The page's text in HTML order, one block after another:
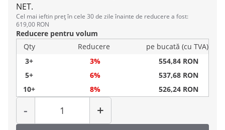
NET.
Cel mai ieftin preț în cele 30 de zile înainte de reducere a fost:
619,00 RON
Reducere pentru volum
Qty
Reducere
pe bucată (cu TVA)
3+
3%
554,84 RON
5+
6%
537,68 RON
10+
8% 526,24 RON
-
Cantitate
+